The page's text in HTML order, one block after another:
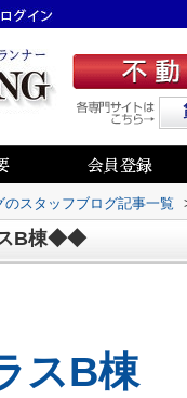
スタッフブログ記事一覧
B棟◆◆
スB棟